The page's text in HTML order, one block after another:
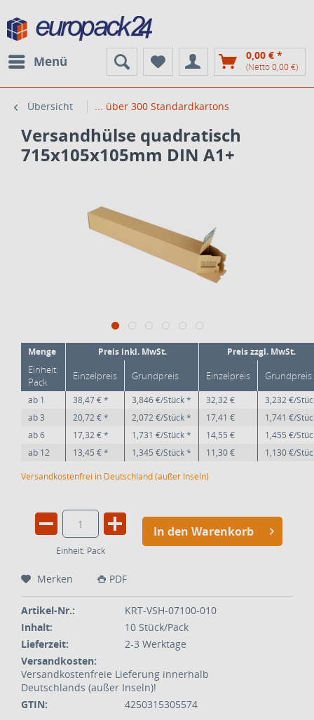
Menü 0,00 € *
(Netto 0,00 €)
Übersicht ... über 300 Standardkartons
Versandhülse quadratisch
715x105x105mm DIN A1+
Menge Preis inkl. MwSt. Preis zzgl. MwSt.
Einheit:
Pack
Einzelpreis Grundpreis Einzelpreis Grundpreis
ab 1 38,47 € * 3,846 €/Stück * 32,32 €
3,232 €/
ab3 20,72 € * 2,072 €/Stück * 17,41 €
1,741 €/
ab6 17,32 € * 1,731 €/Stück * 14,55 €
1,455 €/
ab 12 13,45 € * 1,345 €/Stück * 11,30 €
1,130 €/
Versandkostenfrei in Deutschland (außer Inseln)
Einheit: Pack
In den Warenkorb
Merken PDF
Artikel-Nr.:
KRT-VSH-07100-010
Inhalt:
10 Stück/Pack
Lieferzeit:
2-3 Werktage
Versandkosten:
Versandkostenfreie Lieferung innerhalb
Deutschlands (außer Inseln)!
GTIN:
4250315305574